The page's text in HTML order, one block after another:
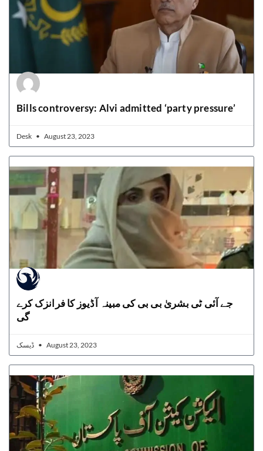
Bills controversy: Alvi admitted ‘party pressure’
Desk August 23, 2023
جے آئی ٹی بشریٰ بی بی کی مبینہ آڈیوز کا فرانزک کرے
گی
August 23, 2023